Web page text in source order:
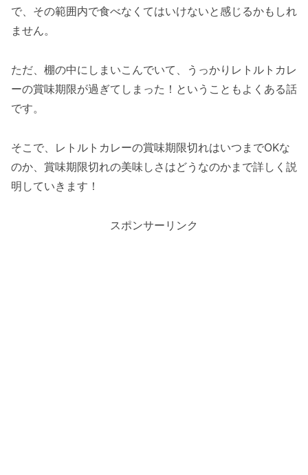
で、その範囲内で食べなくてはいけないと感じるかもしれ
ません。
ただ、棚の中にしまいこんでいて、うっかりレトルトカレ
ーの賞味期限が過ぎてしまった！ということもよくある話
です。
そこで、レトルトカレーの賞味期限切れはいつまでOKな
のか、賞味期限切れの美味しさはどうなのかまで詳しく説
明していきます！
スポンサーリンク